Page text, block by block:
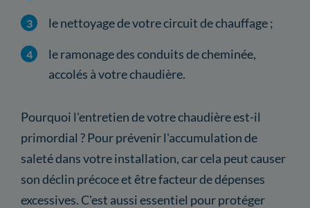
le nettoyage de votre circuit de chauffage ;
le ramonage des conduits de cheminée,
accolés à votre chaudière.
Pourquoi l'entretien de votre chaudière est-il
primordial ? Pour prévenir l'accumulation de
saleté dans votre installation, car cela peut causer
son déclin précoce et être facteur de dépenses
excessives. C'est aussi essentiel pour protéger